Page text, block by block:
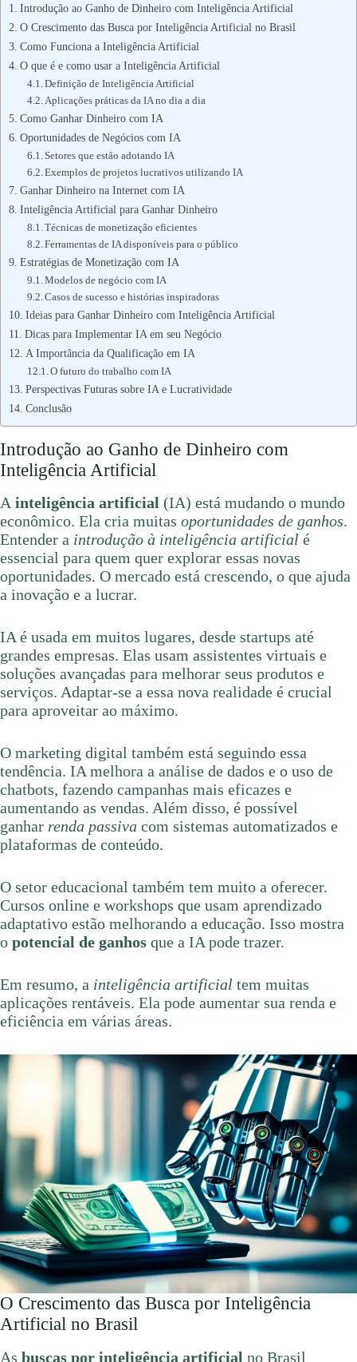
Introdução ao Ganho de Dinheiro com Inteligência Artificial
O Crescimento das Busca por Inteligência Artificial no Brasil
Como Funciona a Inteligência Artificial
O que é e como usar a Inteligência Artificial
Definição de Inteligência Artificial
Aplicações práticas da IA no dia a dia
Como Ganhar Dinheiro com IA
Oportunidades de Negócios com IA
Setores que estão adotando IA
Exemplos de projetos lucrativos utilizando IA
Ganhar Dinheiro na Internet com IA
Inteligência Artificial para Ganhar Dinheiro
Técnicas de monetização eficientes
Ferramentas de IA disponíveis para o público
Estratégias de Monetização com IA
Modelos de negócio com IA
Casos de sucesso e histórias inspiradoras
Ideias para Ganhar Dinheiro com Inteligência Artificial
Dicas para Implementar IA em seu Negócio
A Importância da Qualificação em IA
O futuro do trabalho com IA
Perspectivas Futuras sobre IA e Lucratividade
Conclusão
Introdução ao Ganho de Dinheiro com
Inteligência Artificial
Ainteligência artificial (IA) está mudando o mundo
econômico. Ela cria muitas oportunidades de ganhos.
Entender a introdução à inteligência artificial é
essencial para quem quer explorar essas novas
oportunidades. O mercado está crescendo, o que ajuda
a inovação e a lucrar.
IA é usada em muitos lugares, desde startups até
grandes empresas. Elas usam assistentes virtuais e
soluções avançadas para melhorar seus produtos e
serviços. Adaptar-se a essa nova realidade é crucial
para aproveitar ao máximo.
O marketing digital também está seguindo essa
tendência. IA melhora a análise de dados e o uso de
chatbots, fazendo campanhas mais eficazes e
aumentando as vendas. Além disso, é possível
ganhar renda passiva com sistemas automatizados e
plataformas de conteúdo.
O setor educacional também tem muito a oferecer.
Cursos online e workshops que usam aprendizado
adaptativo estão melhorando a educação. Isso mostra
o potencial de ganhos que a IA pode trazer.
Em resumo, a inteligência artificial tem muitas
aplicações rentáveis. Ela pode aumentar sua renda e
eficiência em várias áreas.
O Crescimento das Busca por Inteligência
Artificial no Brasil
As buscas por inteligência artificial no Brasil